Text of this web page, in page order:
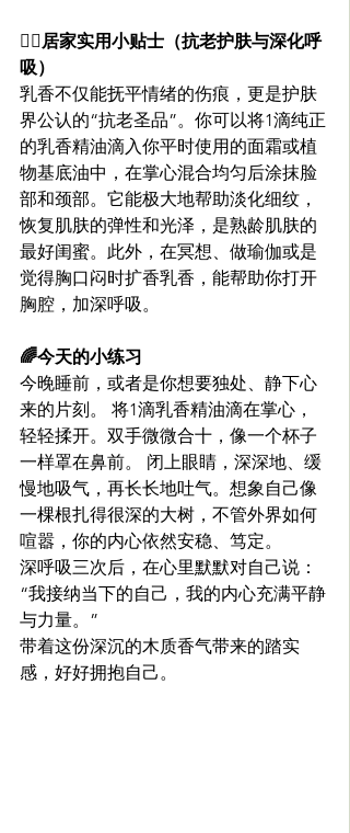
🧚‍♀️居家实用小贴士（抗老护肤与深化呼
吸）
乳香不仅能抚平情绪的伤痕，更是护肤
界公认的“抗老圣品”。你可以将1滴纯正
的乳香精油滴入你平时使用的面霜或植
物基底油中，在掌心混合均匀后涂抹脸
部和颈部。它能极大地帮助淡化细纹，
恢复肌肤的弹性和光泽，是熟龄肌肤的
最好闺蜜。此外，在冥想、做瑜伽或是
觉得胸口闷时扩香乳香，能帮助你打开
胸腔，加深呼吸。
🌈今天的小练习
今晚睡前，或者是你想要独处、静下心
来的片刻。 将1滴乳香精油滴在掌心，
轻轻揉开。双手微微合十，像一个杯子
一样罩在鼻前。 闭上眼睛，深深地、缓
慢地吸气，再长长地吐气。想象自己像
一棵根扎得很深的大树，不管外界如何
喧嚣，你的内心依然安稳、笃定。
深呼吸三次后，在心里默默对自己说：
“我接纳当下的自己，我的内心充满平静
与力量。”
带着这份深沉的木质香气带来的踏实
感，好好拥抱自己。